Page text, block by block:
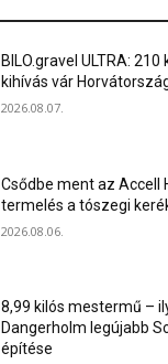
BILO.gravel ULTRA:
kihívás vár
2026.08.07.
Csődbe ment az Accell
termelés a tószegi
2026.08.06.
8,99 kilós mestermű –
Dangerholm legújabb
építése